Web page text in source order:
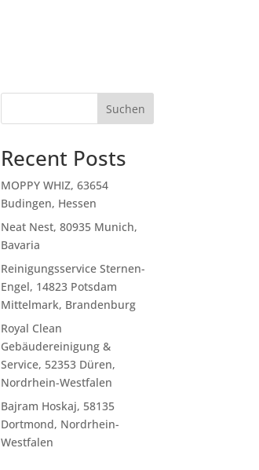
Suchen
Recent Posts
MOPPY WHIZ, 63654
Budingen, Hessen
Neat Nest, 80935 Munich,
Bavaria
Reinigungsservice Sternen-
Engel, 14823 Potsdam
Mittelmark, Brandenburg
Royal Clean
Gebäudereinigung &
Service, 52353 Düren,
Nordrhein-Westfalen
Bajram Hoskaj, 58135
Dortmond, Nordrhein-
Westfalen